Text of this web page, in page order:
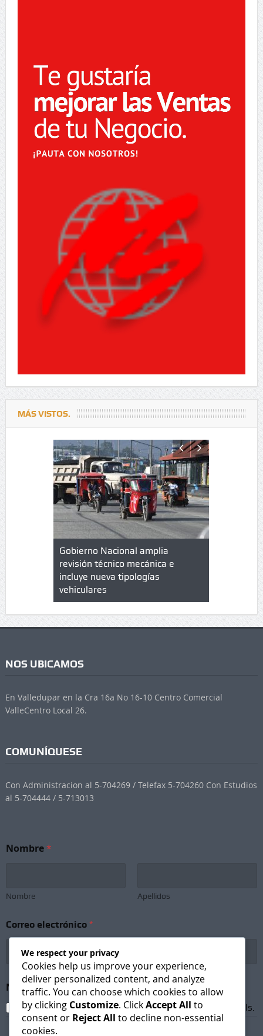
MÁS VISTOS.
Gobierno Nacional amplia
revisión técnico mecánica e
incluye nueva tipologías
vehiculares
cuáles
NOS UBICAMOS
En Valledupar en la Cra 16a No 16-10 Centro Comercial
ValleCentro Local 26.
COMUNÍQUESE
Con Administracion al 5-704269 / Telefax 5-704260 Con Estudios
al 5-704444 / 5-713013
Nombre*
Nombre Apellidos
Correo electrónico *
o
r
r
Newsletter Subscription *
I agree to receive newsletters and promotional emails.
We respect your privacy
Cookies help us improve your experience,
deliver personalized content, and analyze
traffic. You can choose which cookies to allow
by clicking Customize. ClickAccept All to
consent or Reject All to decline non-essential
cookies.